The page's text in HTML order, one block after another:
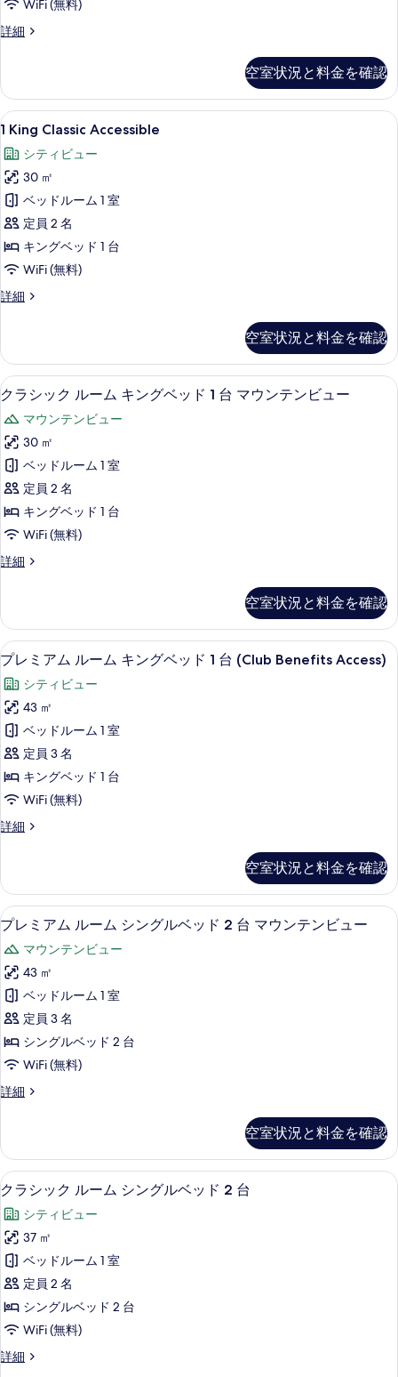
WiFi (無料)
詳細
客
細
空室状況と料金を確認
1
King
Classic
Accessible
の
す
べ
て
の
を
表
示
す
る
1 King Classic Accessible | バスルー
3
1 King Classic Accessible
シティビュー
30 ㎡
ベッドルーム 1 室
定員 2 名
キングベッド 1 台
WiFi (無料)
詳細
1
の
詳
細
空室状況と料金を確認
ク
ラ
シ
ッ
ク
ル
ー
ム
キ
グ
ベ
ッ
ド
1
台
マ
ウ
ン
テ
ュ
ー
の
す
べ
て
の
写
真
を
示
す
る
クラシック ルーム キングベッド 1 台
4
クラシック ルーム キングベッド 1 台 マウンテンビュー
マウンテンビュー
30 ㎡
ベッドルーム 1 室
定員 2 名
キングベッド 1 台
WiFi (無料)
詳細
ク
ク
ル
ー
キ
ン
グ
ベ
ッ
ド
台
ウ
ン
ビ
ュ
ー
の
細
空室状況と料金を確認
プ
レ
ミ
ア
ム
ル
ー
ム
キ
グ
ベ
ッ
ド
1
台
(Club
Benefits
Access)
す
て
の
写
真
を
表
示
す
る
8
プレミアム ルーム キングベッド 1 台 (Club Benefits Access)
シティビュー
43 ㎡
ベッドルーム 1 室
定員 3 名
キングベッド 1 台
WiFi (無料)
詳細
プ
ム
ル
ー
キ
ン
グ
ベ
ッ
ド
台
Benefits
詳
細
空室状況と料金を確認
プ
レ
ミ
ア
ム
ル
ー
ム
シ
グ
ル
ベ
ッ
ド
2
台
マ
ウ
ン
4
プレミアム ルーム シングルベッド 2 台 マウンテンビュー
マウンテンビュー
43 ㎡
ベッドルーム 1 室
定員 3 名
シングルベッド 2 台
WiFi (無料)
詳細
プ
ム
ル
ー
シ
ン
グ
ル
ベ
ッ
ド
2
マ
空室状況と料金を確認
ク
ラ
シ
ッ
ク
ル
ー
ム
シ
高級寝具、ミニバー、セーフティボ
4
クラシック ルーム シングルベッド 2 台
シティビュー
37 ㎡
ベッドルーム 1 室
定員 2 名
シングルベッド 2 台
WiFi (無料)
詳細
ク